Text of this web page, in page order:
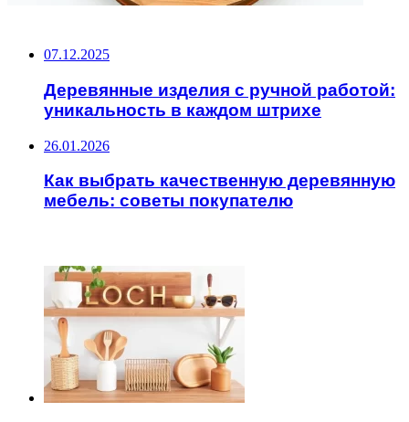
07.12.2025
Деревянные изделия с ручной работой:
уникальность в каждом штрихе
26.01.2026
Как выбрать качественную деревянную
мебель: советы покупателю